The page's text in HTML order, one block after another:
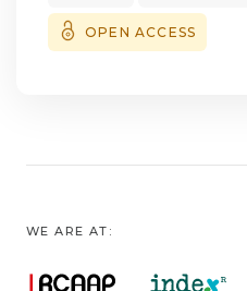
OPEN ACCESS
WE ARE AT: